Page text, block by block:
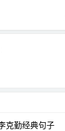
克勤经典句子